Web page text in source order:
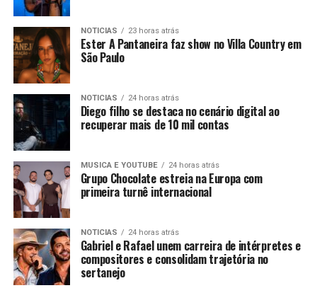
NOTICIAS 23 horas atrás
Ester A Pantaneira faz show no Villa Country em
São Paulo
NOTICIAS 24 horas atrás
Diego filho se destaca no cenário digital ao
recuperar mais de 10 mil contas
MUSICA E YOUTUBE 24 horas atrás
Grupo Chocolate estreia na Europa com
primeira turnê internacional
NOTICIAS 24 horas atrás
Gabriel e Rafael unem carreira de intérpretes e
compositores e consolidam trajetória no
sertanejo